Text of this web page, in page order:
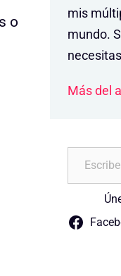
o
mis
mundo.
Más del
Escribe tu correo